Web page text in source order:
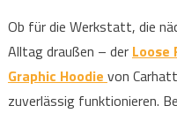
Ob für die Werkstatt, die
Alltag draußen – der Loose
Graphic Hoodie von
zuverlässig funktionieren.